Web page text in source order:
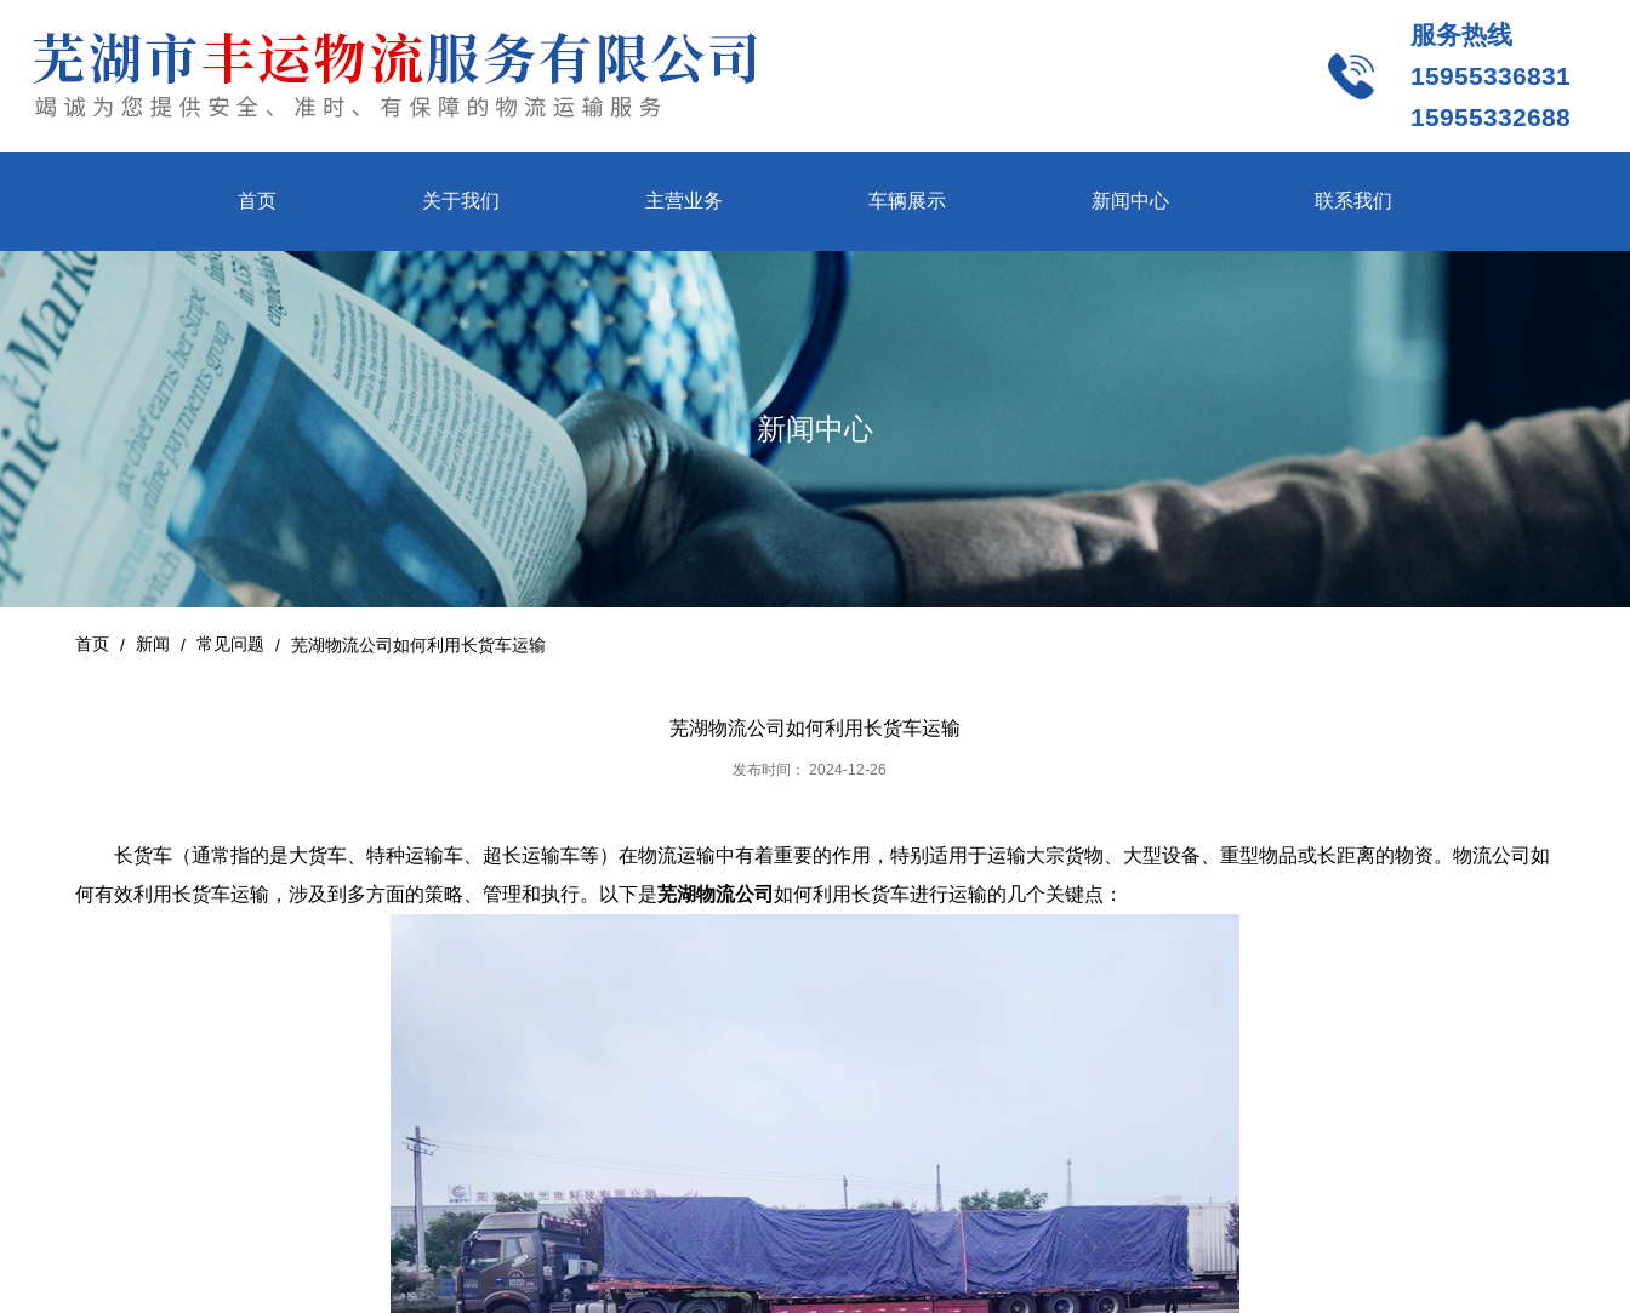
服务热线
15955336831
15955332688
首页 关于我们 主营业务 车辆展示 新闻中心 联系我们
新闻中心
首页 / 新闻 / 常见问题 / 芜湖物流公司如何利用长货车运输
芜湖物流公司如何利用长货车运输
发布时间： 2024-12-26
长货车（通常指的是大货车、特种运输车、超长运输车等）在物流运输中有着重要的作用，特别适用于运输大宗货物、大型设备、重型物品或长距离的物资。物流公司如
何有效利用长货车运输，涉及到多方面的策略、管理和执行。以下是芜湖物流公司 如何利用长货车进行运输的几个关键点：